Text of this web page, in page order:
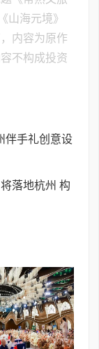
山海元境》
内容为原作
不构成投资
伴手礼创意设
落地杭州 构